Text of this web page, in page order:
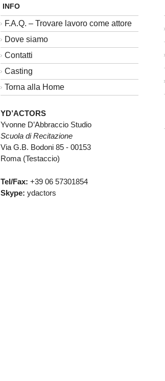
INFO
F.A.Q. – Trovare lavoro come attore
Dove siamo
Contatti
Casting
Torna alla Home
YD’ACTORS
Yvonne D’Abbraccio Studio
Scuola di Recitazione
Via G.B. Bodoni 85 - 00153
Roma (Testaccio)
Tel/Fax: +39 06 57301854
Skype: ydactors